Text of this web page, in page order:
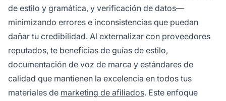
de estilo y gramática, y verificación de datos—
minimizando errores e inconsistencias que puedan
dañar tu credibilidad. Al externalizar con proveedores
reputados, te beneficias de guías de estilo,
documentación de voz de marca y estándares de
calidad que mantienen la excelencia en todos tus
materiales de marketing de afiliados. Este enfoque